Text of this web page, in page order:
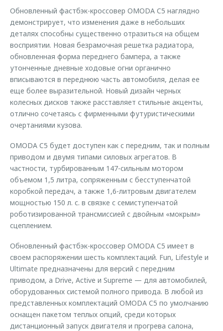
Обновленный фастбэк-кроссовер OMODA C5 наглядно
демонстрирует, что изменения даже в небольших
деталях способны существенно отразиться на общем
восприятии. Новая безрамочная решетка радиатора,
обновленная форма переднего бампера, а также
утонченные дневные ходовые огни органично
вписываются в переднюю часть автомобиля, делая ее
еще более выразительной. Новый дизайн черных
колесных дисков также расставляет стильные акценты,
отлично сочетаясь с фирменными футуристическими
очертаниями кузова.
OMODA C5 будет доступен как с передним, так и полным
приводом и двумя типами силовых агрегатов. В
частности, турбированным 147-сильным мотором
объемом 1,5 литра, сопряженным с бесступенчатой
коробкой передач, а также 1,6-литровым двигателем
мощностью 150 л. с. в связке с семиступенчатой
роботизированной трансмиссией с двойным «мокрым»
сцеплением.
Обновленный фастбэк-кроссовер OMODA C5 имеет в
своем распоряжении шесть комплектаций. Fun, Lifestyle и
Ultimate предназначены для версий с передним
приводом, а Drive, Active и Supreme — для автомобилей,
оборудованных системой полного привода. В любой из
представленных комплектаций OMODA C5 по умолчанию
оснащен пакетом теплых опций, среди которых
дистанционный запуск двигателя и прогрева салона,